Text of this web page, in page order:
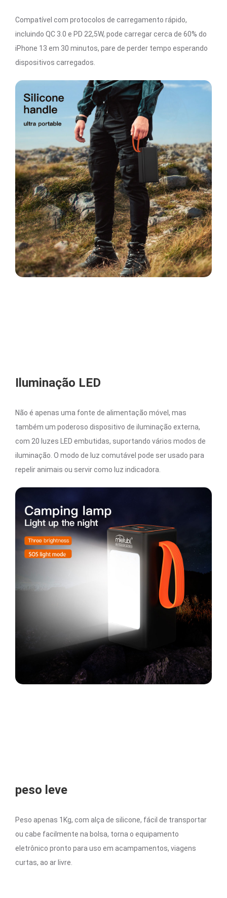
Compatível com protocolos de carregamento rápido,
incluindo QC 3.0 e PD 22,5W, pode carregar cerca de 60% do
iPhone 13 em 30 minutos, pare de perder tempo esperando
dispositivos carregados.
Iluminação LED
Não é apenas uma fonte de alimentação móvel, mas
também um poderoso dispositivo de iluminação externa,
com 20 luzes LED embutidas, suportando vários modos de
iluminação. O modo de luz comutável pode ser usado para
repelir animais ou servir como luz indicadora.
peso leve
Peso apenas 1Kg, com alça de silicone, fácil de transportar
ou cabe facilmente na bolsa, torna o equipamento
eletrônico pronto para uso em acampamentos, viagens
curtas, ao ar livre.